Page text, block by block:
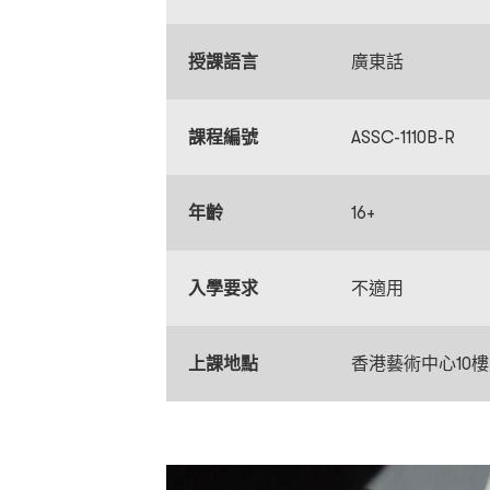
授課語言 廣東話
課程編號 ASSC-1110B-R
年齡 16+
入學要求 不適用
上課地點 香港藝術中心10